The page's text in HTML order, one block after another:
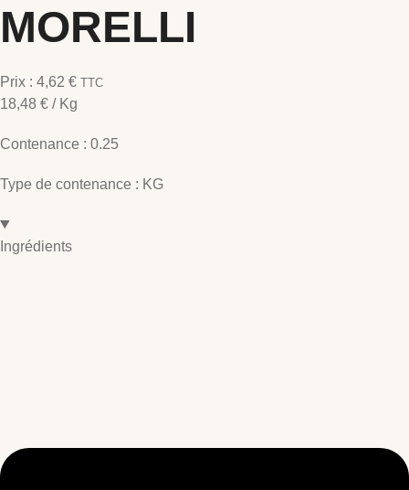
MORELLI
Prix : 4,62 € TTC
18,48 € / Kg
Contenance : 0.25
Type de contenance : KG
Ingrédients